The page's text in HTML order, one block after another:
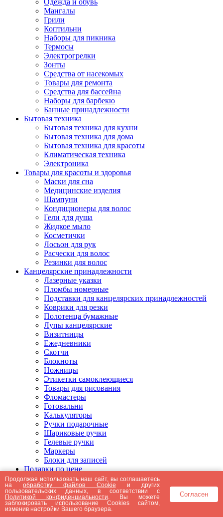
Одежда и обувь
Мангалы
Грили
Коптильни
Наборы для пикника
Термосы
Электрогрелки
Зонты
Средства от насекомых
Товары для ремонта
Средства для бассейна
Наборы для барбекю
Банные принадлежности
Бытовая техника
Бытовая техника для кухни
Бытовая техника для дома
Бытовая техника для красоты
Климатическая техника
Электроника
Товары для красоты и здоровья
Маски для сна
Медицинские изделия
Шампуни
Кондиционеры для волос
Гели для душа
Жидкое мыло
Косметички
Лосьон для рук
Расчески для волос
Резинки для волос
Канцелярские принадлежности
Лазерные указки
Пломбы номерные
Подставки для канцелярских принадлежностей
Коврики для резки
Полотенца бумажные
Лупы канцелярские
Визитницы
Ежедневники
Скотчи
Блокноты
Ножницы
Этикетки самоклеющиеся
Товары для рисования
Фломастеры
Готовальни
Калькуляторы
Ручки подарочные
Шариковые ручки
Гелевые ручки
Маркеры
Блоки для записей
Подарки по цене
Подарки от 5000 рублей
Подарки до 5000 рублей
Подарки до 3000 рублей
Подарки до 2000 рублей
Подарки до 1000 рублей
Продолжая использовать наш сайт, вы соглашаетесь
наобработку файлов Cookie и других
пользовательских данных, в соответствии с
Политикой конфиденциальности . Вы можете
заблокировать использование Cookies сайтом,
изменив настройки Вашего браузера.
Согласен